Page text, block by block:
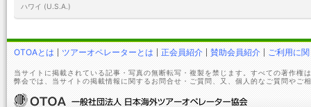
ハワイ (U.S.A.)
OTOAとは ツアーオペレーターとは 正会員紹介 賛助会員紹介 ご利用に
当サイトに掲載されている記事・写真の無断転写・複製を禁じます。すべての著作権
弊会では、当サイトの掲載情報に関するお問合せ・ご質問、又、個人的なご質問やご